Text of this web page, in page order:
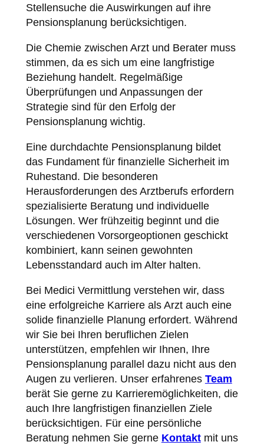
Stellensuche die Auswirkungen auf ihre
Pensionsplanung berücksichtigen.
Die Chemie zwischen Arzt und Berater muss
stimmen, da es sich um eine langfristige
Beziehung handelt. Regelmäßige
Überprüfungen und Anpassungen der
Strategie sind für den Erfolg der
Pensionsplanung wichtig.
Eine durchdachte Pensionsplanung bildet
das Fundament für finanzielle Sicherheit im
Ruhestand. Die besonderen
Herausforderungen des Arztberufs erfordern
spezialisierte Beratung und individuelle
Lösungen. Wer frühzeitig beginnt und die
verschiedenen Vorsorgeoptionen geschickt
kombiniert, kann seinen gewohnten
Lebensstandard auch im Alter halten.
Bei Medici Vermittlung verstehen wir, dass
eine erfolgreiche Karriere als Arzt auch eine
solide finanzielle Planung erfordert. Während
wir Sie bei Ihren beruflichen Zielen
unterstützen, empfehlen wir Ihnen, Ihre
Pensionsplanung parallel dazu nicht aus den
Augen zu verlieren. Unser erfahrenes Team
berät Sie gerne zu Karrieremöglichkeiten, die
auch Ihre langfristigen finanziellen Ziele
berücksichtigen. Für eine persönliche
Beratung nehmen Sie gerne Kontaktmit uns